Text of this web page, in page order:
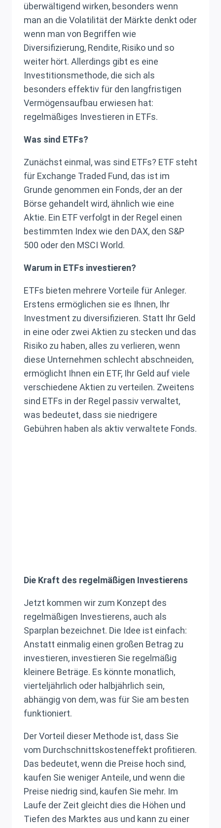
überwältigend wirken, besonders wenn
man an die Volatilität der Märkte denkt oder
wenn man von Begriffen wie
Diversifizierung, Rendite, Risiko und so
weiter hört. Allerdings gibt es eine
Investitionsmethode, die sich als
besonders effektiv für den langfristigen
Vermögensaufbau erwiesen hat:
regelmäßiges Investieren in ETFs.
Was sind ETFs?
Zunächst einmal, was sind ETFs? ETF steht
für Exchange Traded Fund, das ist im
Grunde genommen ein Fonds, der an der
Börse gehandelt wird, ähnlich wie eine
Aktie. Ein ETF verfolgt in der Regel einen
bestimmten Index wie den DAX, den S&P
500 oder den MSCI World.
Warum in ETFs investieren?
ETFs bieten mehrere Vorteile für Anleger.
Erstens ermöglichen sie es Ihnen, Ihr
Investment zu diversifizieren. Statt Ihr Geld
in eine oder zwei Aktien zu stecken und das
Risiko zu haben, alles zu verlieren, wenn
diese Unternehmen schlecht abschneiden,
ermöglicht Ihnen ein ETF, Ihr Geld auf viele
verschiedene Aktien zu verteilen. Zweitens
sind ETFs in der Regel passiv verwaltet,
was bedeutet, dass sie niedrigere
Gebühren haben als aktiv verwaltete Fonds.
Die Kraft des regelmäßigen Investierens
Jetzt kommen wir zum Konzept des
regelmäßigen Investierens, auch als
Sparplan bezeichnet. Die Idee ist einfach:
Anstatt einmalig einen großen Betrag zu
investieren, investieren Sie regelmäßig
kleinere Beträge. Es könnte monatlich,
vierteljährlich oder halbjährlich sein,
abhängig von dem, was für Sie am besten
funktioniert.
Der Vorteil dieser Methode ist, dass Sie
vom Durchschnittskosteneffekt profitieren.
Das bedeutet, wenn die Preise hoch sind,
kaufen Sie weniger Anteile, und wenn die
Preise niedrig sind, kaufen Sie mehr. Im
Laufe der Zeit gleicht dies die Höhen und
Tiefen des Marktes aus und kann zu einer